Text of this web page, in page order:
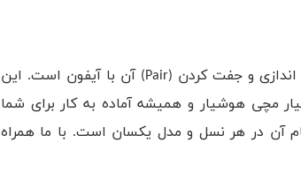
اندازی و جفت کردن (Pair) آن با آیفون است. این
مچی هوشیار و همیشه آماده به کار برای شما
آن در هر نسل و مدل یکسان است. با ما همراه